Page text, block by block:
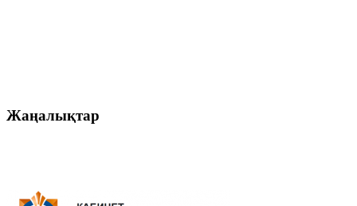
Жаңалықтар